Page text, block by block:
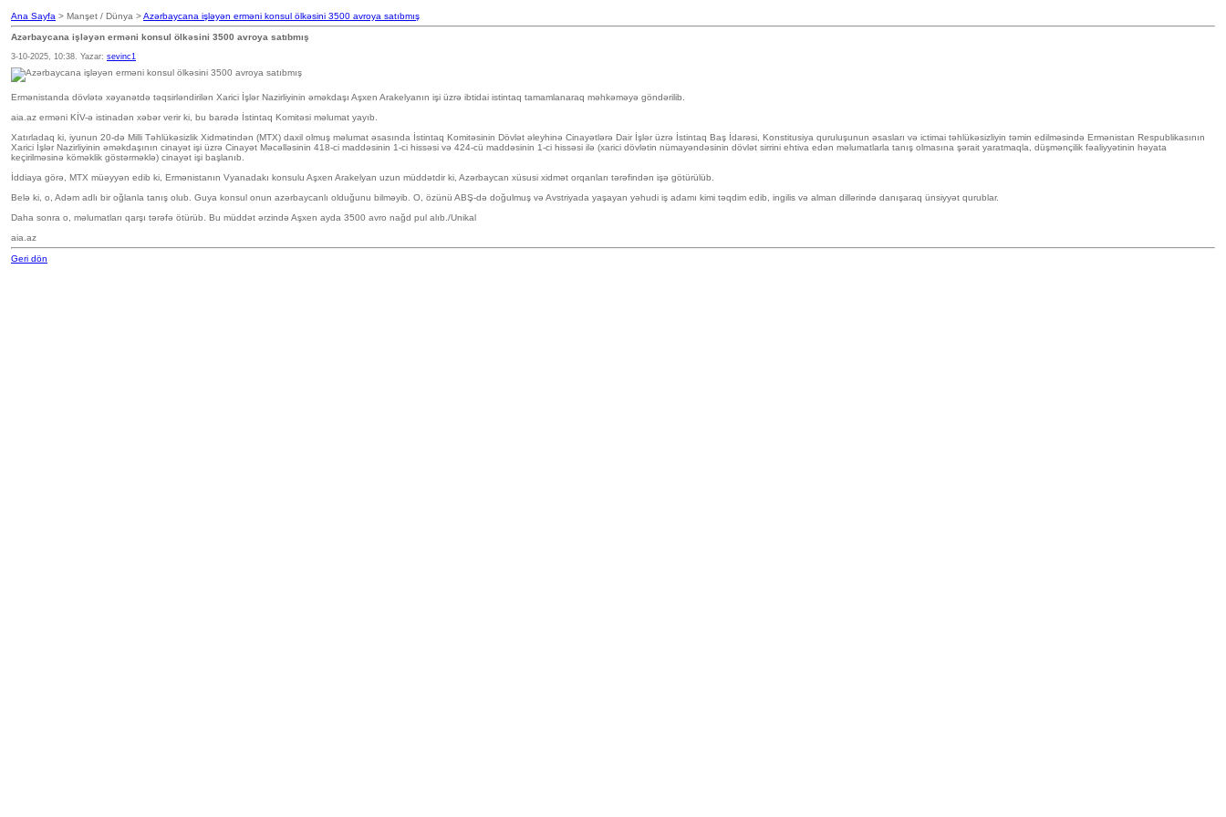
Ana Sayfa > Manşet / Dünya >Azərbaycana işləyən erməni konsul ölkəsini 3500 avroya satıbmış
Azərbaycana işləyən erməni konsul ölkəsini 3500 avroya satıbmış
3-10-2025, 10:38. Yazar: sevinc1
Ermənistanda dövlətə xəyanətdə təqsirləndirilən Xarici İşlər Nazirliyinin əməkdaşı Aşxen Arakelyanın işi üzrə ibtidai istintaq tamamlanaraq məhkəməyə göndərilib.
aia.az erməni KİV-ə istinadən xəbər verir ki, bu barədə İstintaq Komitəsi məlumat yayıb.
Xatırladaq ki, iyunun 20-də Milli Təhlükəsizlik Xidmətindən (MTX) daxil olmuş məlumat əsasında İstintaq Komitəsinin Dövlət əleyhinə Cinayətlərə Dair İşlər üzrə İstintaq Baş İdarəsi, Konstitusiya quruluşunun əsasları və ictimai təhlükəsizliyin təmin edilməsində Ermənistan Respublikasının
Xarici İşlər Nazirliyinin əməkdaşının cinayət işi üzrə Cinayət Məcəlləsinin 418-ci maddəsinin 1-ci hissəsi və 424-cü maddəsinin 1-ci hissəsi ilə (xarici dövlətin nümayəndəsinin dövlət sirrini ehtiva edən məlumatlarla tanış olmasına şərait yaratmaqla, düşmənçilik fəaliyyətinin həyata
keçirilməsinə köməklik göstərməklə) cinayət işi başlanıb.
İddiaya görə, MTX müəyyən edib ki, Ermənistanın Vyanadakı konsulu Aşxen Arakelyan uzun müddətdir ki, Azərbaycan xüsusi xidmət orqanları tərəfindən işə götürülüb.
Belə ki, o, Adəm adlı bir oğlanla tanış olub. Guya konsul onun azərbaycanlı olduğunu bilməyib. O, özünü ABŞ-də doğulmuş və Avstriyada yaşayan yəhudi iş adamı kimi təqdim edib, ingilis və alman dillərində danışaraq ünsiyyət qurublar.
Daha sonra o, məlumatları qarşı tərəfə ötürüb. Bu müddət ərzində Aşxen ayda 3500 avro nağd pul alıb./Unikal
aia.az
Geri dön